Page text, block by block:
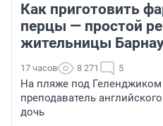
Как приготовить
перцы — простой
жительницы
17 часов 8 271 5
На пляже под
преподаватель
дочь